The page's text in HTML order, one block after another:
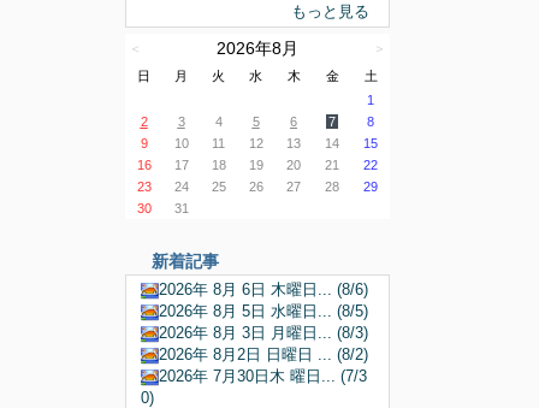
もっと見る
＜ 2026年8月
＞
日
月 火 水 木 金
土
1
2
3 4 5 6 7
8
9
10 11 12 13 14
15
16
17 18 19 20 21
22
23
24 25 26 27 28
29
30
31
新着記事
2026年 8月 6日 木曜日... (8/6)
2026年 8月 5日 水曜日... (8/5)
2026年 8月 3日 月曜日... (8/3)
2026年 8月2日 日曜日 ... (8/2)
2026年 7月30日木 曜日... (7/3
0)